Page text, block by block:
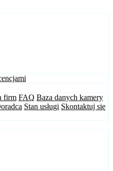
firm FAQ Baza danych kamery
Stan usługi Skontaktuj się